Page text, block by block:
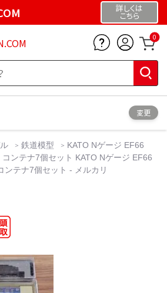
詳しくは
こちら
0
変更
鉄道模型
KATO Nゲージ EF66
ンテナ7個セット KATO Nゲージ EF66
テナ7個セット - メルカリ